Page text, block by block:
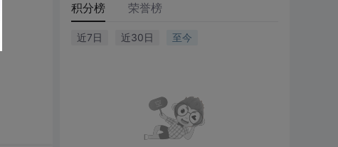
积分榜 荣誉榜
近7日 近30日 至今